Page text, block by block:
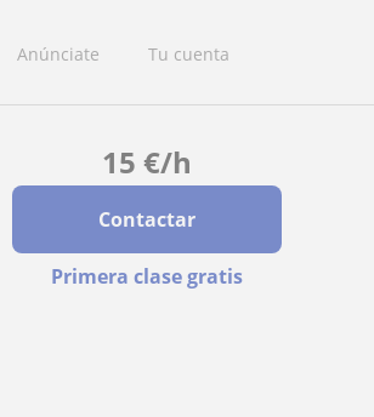
Anúnciate Tu cuenta
15 €/h
Contactar
Primera clase gratis